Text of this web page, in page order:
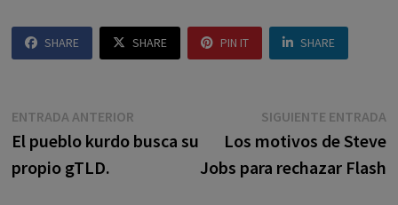
SHARE SHARE PIN IT SHARE
Navegación
de
entradas
ENTRADA ANTERIOREntrada
anterior:
El pueblo kurdo busca su
propio gTLD.
SIGUIENTE ENTRADA
Los motivos de Steve
Jobs para rechazar Flash